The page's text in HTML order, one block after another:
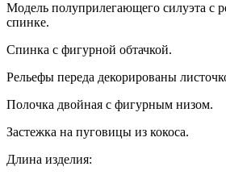
Модель полуприлегающего силуэта с
спинке.
Спинка с фигурной обтачкой.
Рельефы переда декорированы
Полочка двойная с фигурным низом.
Застежка на пуговицы из кокоса.
Длина изделия: